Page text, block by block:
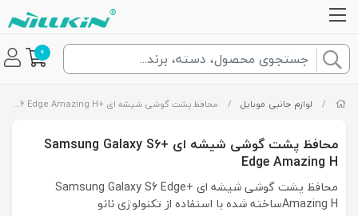
0
/ لوازم جانبی موبایل / محافظ پشت گوشی شیشه ای +Samsung Galaxy S6 Edge Amazing H
محافظ پشت گوشی شیشه ای +Samsung Galaxy S6
Edge Amazing H
محافظ پشت گوشی شیشه ای +Samsung Galaxy S6 Edge
Amazing Hساخته شده با استفاده از تکنولوژی نانو